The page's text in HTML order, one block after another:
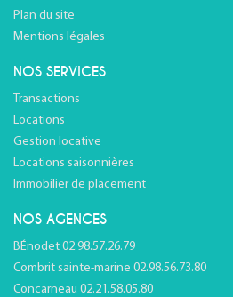
Plan du site
Mentions légales
NOS SERVICES
Transactions
Locations
Gestion locative
Locations saisonnières
Immobilier de placement
NOS AGENCES
BÉnodet 02.98.57.26.79
Combrit sainte-marine 02.98.56.73.80
Concarneau 02.21.58.05.80